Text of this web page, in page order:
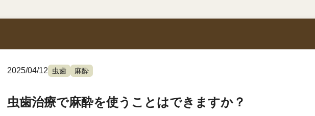
2025/04/12 虫歯 麻酔
虫歯治療で麻酔を使うことはできますか？